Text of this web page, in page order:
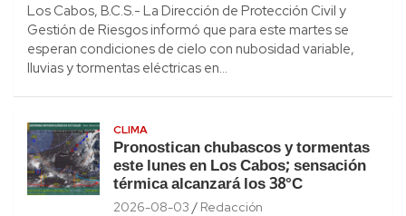
Los Cabos, B.C.S.- La Dirección de Protección Civil y
Gestión de Riesgos informó que para este martes se
esperan condiciones de cielo con nubosidad variable,
lluvias y tormentas eléctricas en…
CLIMA
Pronostican chubascos y tormentas
este lunes en Los Cabos; sensación
térmica alcanzará los 38°C
2026-08-03 Redacción